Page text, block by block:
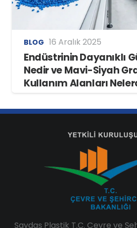
BLOG 16 Aralık 2025
Endüstrinin Dayanıklı
Nedir ve Mavi-Siyah
Kullanım Alanları
Saydaş Plastik T.C. Çevre ve